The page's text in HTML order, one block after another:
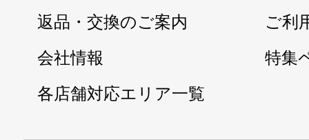
返品・交換のご案内
ご利
会社情報
特集
各店舗対応エリア一覧